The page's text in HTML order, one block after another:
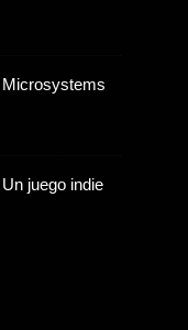
juego indie